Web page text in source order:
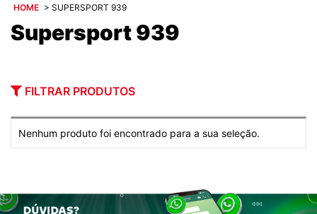
HOME > SUPERSPORT 939
Supersport 939
FILTRAR PRODUTOS
Nenhum produto foi encontrado para a sua seleção.